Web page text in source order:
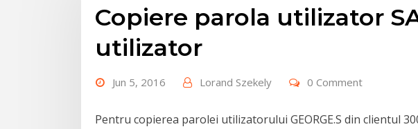
Copiere parola utilizator
utilizator
Jun 5, 2016 Lorand Szekely 0 Comment
Pentru copierea parolei utilizatorului GEORGE.S din clientul